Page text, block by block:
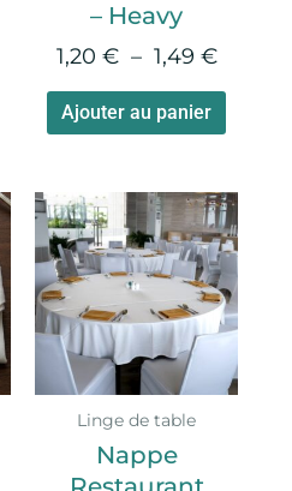
– Heavy
1,20 € – 1,49 €
Ajouter au panier
Linge de table
Nappe
Plage
de
prix :
5,25 €
à
Ce
Les